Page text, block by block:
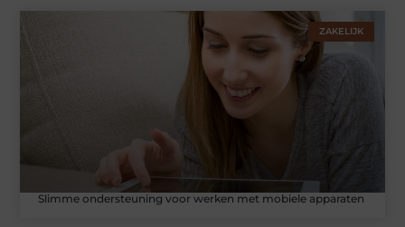
ZAKELIJK
Slimme ondersteuning voor werken met mobiele apparaten